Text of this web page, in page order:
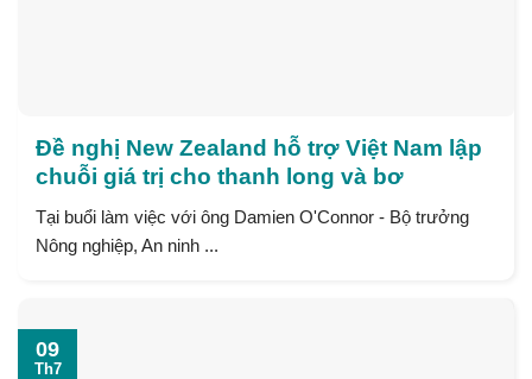
Đề nghị New Zealand hỗ trợ Việt Nam lập
chuỗi giá trị cho thanh long và bơ
Tại buổi làm việc với ông Damien O'Connor - Bộ trưởng
Nông nghiệp, An ninh ...
09
Th7